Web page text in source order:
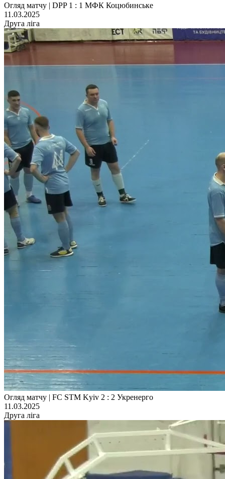
Огляд матчу | DPP 1 : 1 МФК Коцюбинське
11.03.2025
Друга ліга
Огляд матчу | FC STM Kyiv 2 : 2 Укренерго
11.03.2025
Друга ліга